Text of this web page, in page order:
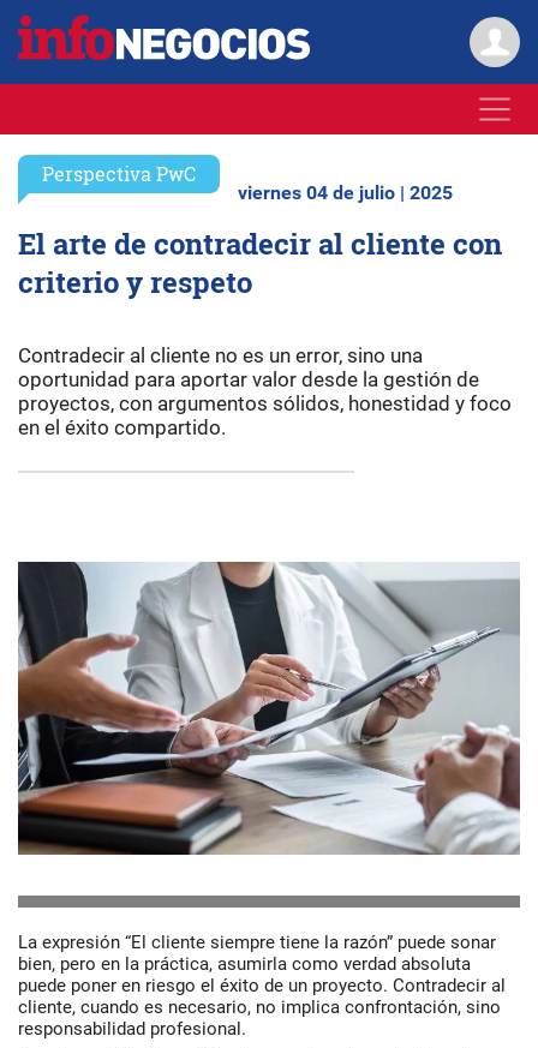
Perspectiva PwC
viernes 04 de julio | 2025
El arte de contradecir al cliente con
criterio y respeto
Contradecir al cliente no es un error, sino una
oportunidad para aportar valor desde la gestión de
proyectos, con argumentos sólidos, honestidad y foco
en el éxito compartido.
La expresión “El cliente siempre tiene la razón” puede sonar
bien, pero en la práctica, asumirla como verdad absoluta
puede poner en riesgo el éxito de un proyecto. Contradecir al
cliente, cuando es necesario, no implica confrontación, sino
responsabilidad profesional.